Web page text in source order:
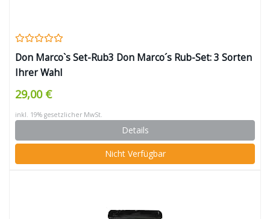
Don Marco`s Set-Rub3 Don Marco´s Rub-Set: 3 Sorten
Ihrer Wahl
29,00 €
inkl. 19% gesetzlicher MwSt.
Details
Nicht Verfügbar